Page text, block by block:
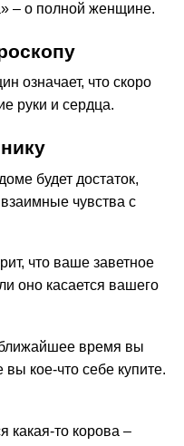
– о полной женщине.
означает, что скоро
руки и сердца.
будет достаток,
взаимные чувства с
что ваше заветное
оно касается вашего
время вы
вы кое-что себе купите.
какая-то корова –